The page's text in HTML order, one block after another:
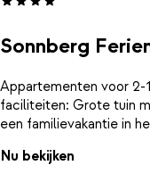
Sonnberg
Appartementen voor 2-
faciliteiten: Grote tuin
een familievakantie in
Nu bekijken